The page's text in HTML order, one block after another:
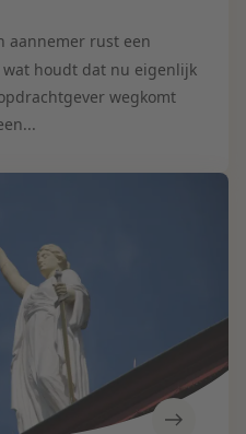
aannemer rust een
houdt dat nu eigenlijk
wegkomt